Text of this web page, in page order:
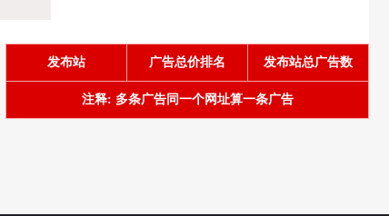
发布站 广告总价排名 发布站总广告数
注释: 多条广告同一个网址算一条广告